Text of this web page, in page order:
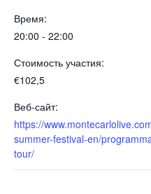
Время:
20:00 - 22:00
Стоимость участия:
€102,5
Веб-сайт:
https://
summer-festival-en/
tour/